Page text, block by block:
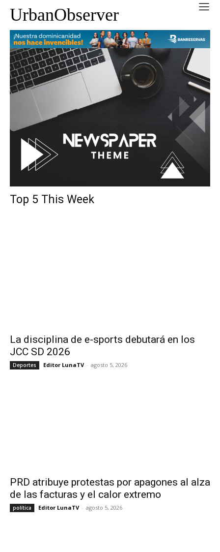
UrbanObserver
Top 5 This Week
La disciplina de e-sports debutará en los
JCC SD 2026
Deportes Editor LunaTV - agosto 5, 2026
PRD atribuye protestas por apagones al alza
de las facturas y el calor extremo
política Editor LunaTV - agosto 5, 2026